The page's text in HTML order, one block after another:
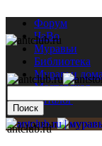
Форум
ЧаВо
Муравьи
Библиотека
Муравьи дома
Мастерская
Каталог
antclub.ru